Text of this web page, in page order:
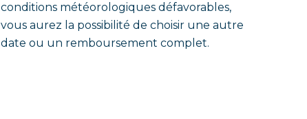
conditions météorologiques défavorables,
vous aurez la possibilité de choisir une autre
date ou un remboursement complet.